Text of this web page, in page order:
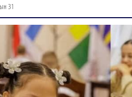
31